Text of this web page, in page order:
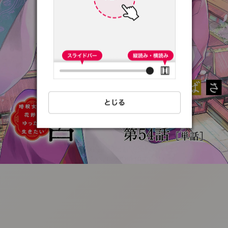
:692.15.691.29:t-
vnqp.lunrzsdszk.vn.oi